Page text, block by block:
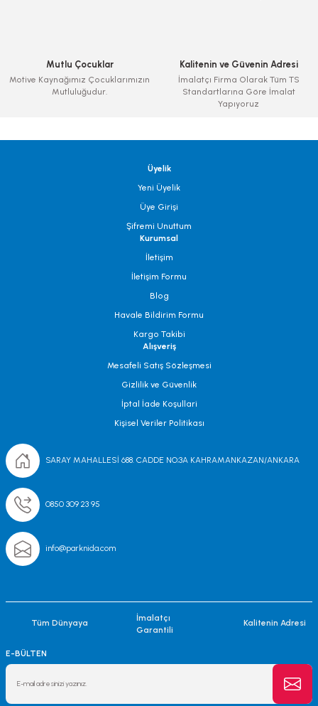
Mutlu Çocuklar
Motive Kaynağımız Çocuklarımızın
Mutluluğudur.
Kalitenin ve Güvenin Adresi
İmalatçı Firma Olarak Tüm TS
Standartlarına Göre İmalat
Yapıyoruz
Üyelik
Yeni Üyelik
Üye Girişi
Şifremi Unuttum
Kurumsal
İletişim
İletişim Formu
Blog
Havale Bildirim Formu
Kargo Takibi
Alışveriş
Mesafeli Satış Sözleşmesi
Gizlilik ve Güvenlik
İptal İade Koşullari
Kişisel Veriler Politikası
SARAY MAHALLESİ 688. CADDE NO;3A KAHRAMANKAZAN/ANKARA
0850 309 23 95
info@parknida.com
Tüm Dünyaya
İmalatçı
Garantili
Kalitenin Adresi
E-BÜLTEN